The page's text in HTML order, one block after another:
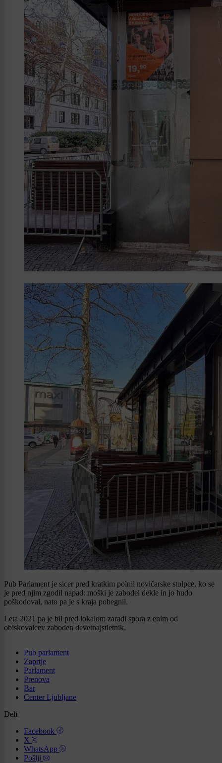
Pub Parlament je sicer pred kratkim polnil novičarske stolpce, ko se
je pred njim zgodil napad: moški je zabodel dekle in jo hudo
poškodoval, nato pa je s kraja pobegnil.
Leta 2021 pa je bil pred lokalom zaradi spora z enim od
obiskovalcev zaboden devetnajstletnik.
Pub parlament
Zaprtje
Parlament
Prenova
Bar
Center Ljubljane
Deli
Facebook
X
WhatsApp
Pošlji